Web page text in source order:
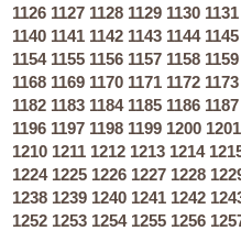
1126 1127 1128 1129 1130 1131
1140 1141 1142 1143 1144 1145
1154 1155 1156 1157 1158 1159
1168 1169 1170 1171 1172 1173
1182 1183 1184 1185 1186 1187
1196 1197 1198 1199 1200 1201
1210 1211 1212 1213 1214
1224 1225 1226 1227 1228
1238 1239 1240 1241 1242
1252 1253 1254 1255 1256